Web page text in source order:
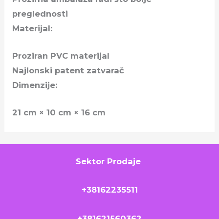
preglednosti
Materijal:
Proziran PVC materijal
Najlonski patent zatvarač
Dimenzije:
21 cm × 10 cm × 16 cm
Sektor Prodaje
+38162235511